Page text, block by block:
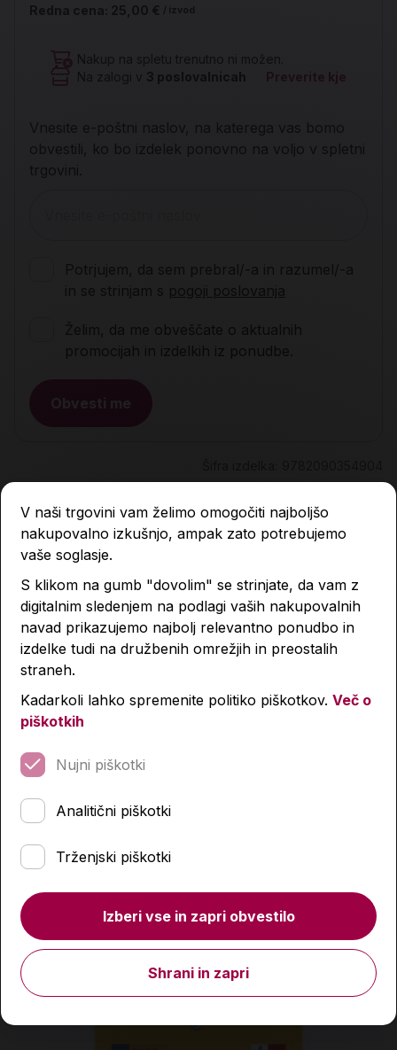
Redna cena: 25,00 € / izvod
Nakup na spletu trenutno ni možen.
Na zalogi v
3 poslovalnicah Preverite kje
Vnesite e-poštni naslov, na katerega vas bomo
obvestili, ko bo izdelek ponovno na voljo v spletni
trgovini.
Potrjujem, da sem prebral/-a in razumel/-a
in se strinjam s pogoji poslovanja
Želim, da me obveščate o aktualnih
promocijah in izdelkih iz ponudbe.
Obvesti me
Opis
Lastnosti izdelka
Podobni izdelki
-4 %
-4 %
V naši trgovini vam želimo omogočiti najboljšo
nakupovalno izkušnjo, ampak zato potrebujemo
vaše soglasje.
S klikom na gumb "dovolim" se strinjate, da vam z
digitalnim sledenjem na podlagi vaših nakupovalnih
navad prikazujemo najbolj relevantno ponudbo in
izdelke tudi na družbenih omrežjih in preostalih
straneh.
Kadarkoli lahko spremenite politiko piškotkov. Več o
piškotkih
Nujni piškotki
Analitični piškotki
Trženjski piškotki
Izberi vse in zapri obvestilo
Shrani in zapri